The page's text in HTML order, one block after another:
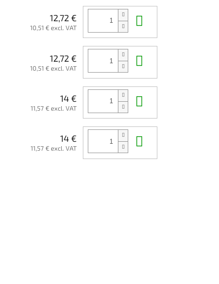
12,72 €
10,51 € excl. VAT
12,72 €
10,51 € excl. VAT
14 €
11,57 € excl. VAT
14 €
11,57 € excl. VAT